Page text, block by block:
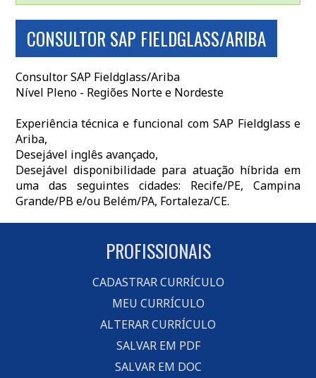
CONSULTOR SAP FIELDGLASS/ARIBA
Consultor SAP Fieldglass/Ariba
Nível Pleno - Regiões Norte e Nordeste
Experiência técnica e funcional com SAP Fieldglass e
Ariba,
Desejável inglês avançado,
Desejável disponibilidade para atuação híbrida em
uma das seguintes cidades: Recife/PE, Campina
Grande/PB e/ou Belém/PA, Fortaleza/CE.
PROFISSIONAIS
CADASTRAR CURRÍCULO
MEU CURRÍCULO
ALTERAR CURRÍCULO
SALVAR EM PDF
SALVAR EM DOC